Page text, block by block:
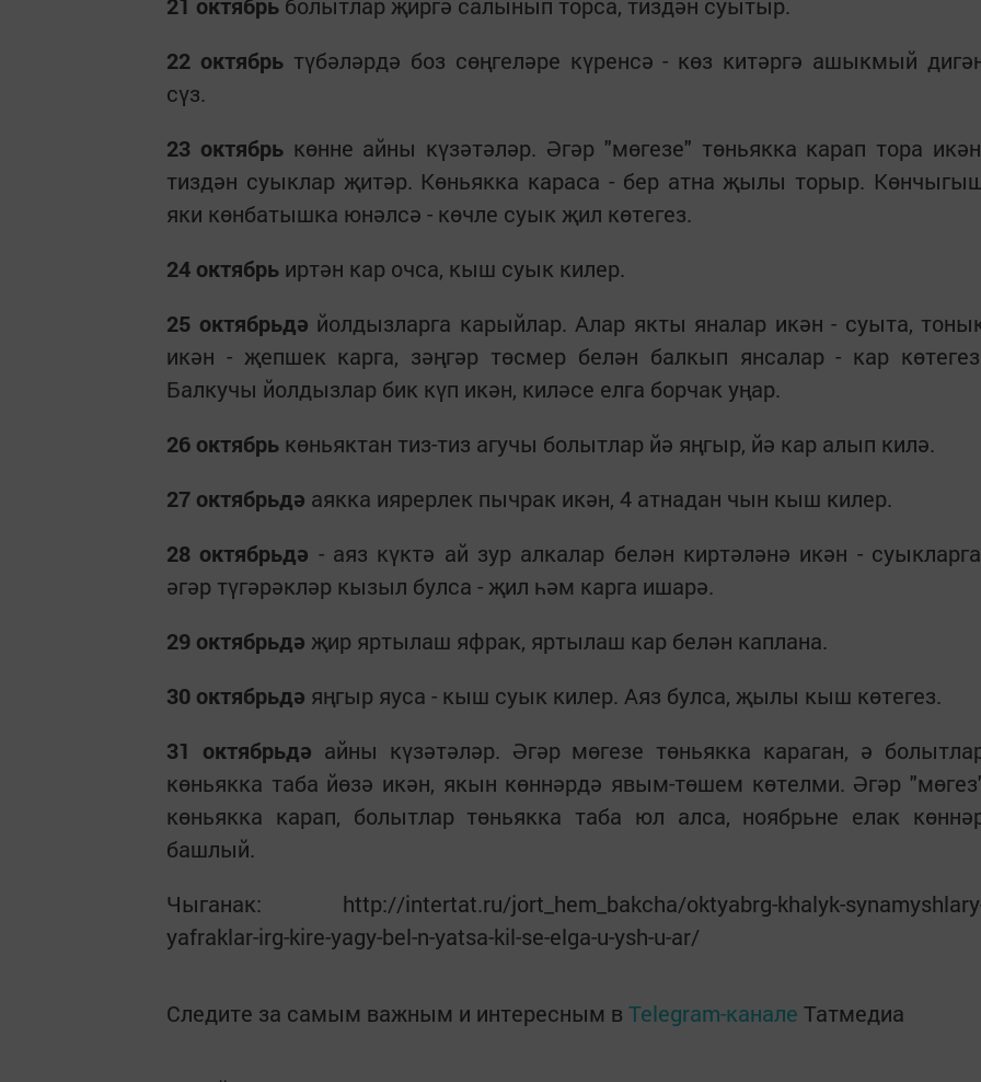
22 октябрьтүбәләрдә боз сөңгеләре күренсә - көз китәргә ашыкмый
сүз.
23 октябрькөнне айны күзәтәләр. Әгәр "мөгезе" төньякка карап тора
тиздән суыклар җитәр. Көньякка караса - бер атна җылы торыр.
яки көнбатышка юнәлсә - көчле суык җил көтегез.
24 октябрь иртән кар очса, кыш суык килер.
25 октябрьдә йолдызларга карыйлар. Алар якты яналар икән - суыта,
икән - җепшек карга, зәңгәр төсмер белән балкып янсалар - кар
Балкучы йолдызлар бик күп икән, киләсе елга борчак уңар.
26 октябрь көньяктан тиз-тиз агучы болытлар йә яңгыр, йә кар алып килә.
27 октябрьдә аякка иярерлек пычрак икән, 4 атнадан чын кыш килер.
28 октябрьдә - аяз күктә ай зур алкалар белән киртәләнә икән -
әгәр түгәрәкләр кызыл булса - җил һәм карга ишарә.
29 октябрьдә җир яртылаш яфрак, яртылаш кар белән каплана.
30 октябрьдә яңгыр яуса - кыш суык килер. Аяз булса, җылы кыш көтегез.
31 октябрьдә айны күзәтәләр. Әгәр мөгезе төньякка караган, ә
көньякка таба йөзә икән, якын көннәрдә явым-төшем көтелми. Әгәр
көньякка карап, болытлар төньякка таба юл алса, ноябрьне елак
башлый.
Чыганак: http://intertat.ru/jort_hem_bakcha/oktyabrg-khalyk-
yafraklar-irg-kire-yagy-bel-n-yatsa-kil-se-elga-u-ysh-u-ar/
Следите за самым важным и интересным в Telegram-канале Татмедиа